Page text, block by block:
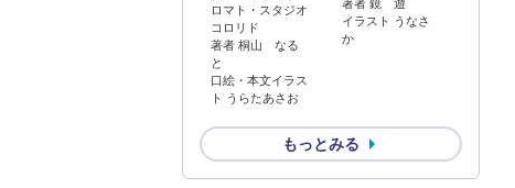
ロマト・スタジオ
コロリド
著者 桐山 なる
と
口絵・本文イラス
ト うらたあさお
著者 鏡 遊
イラスト うなさ
か
もっとみる